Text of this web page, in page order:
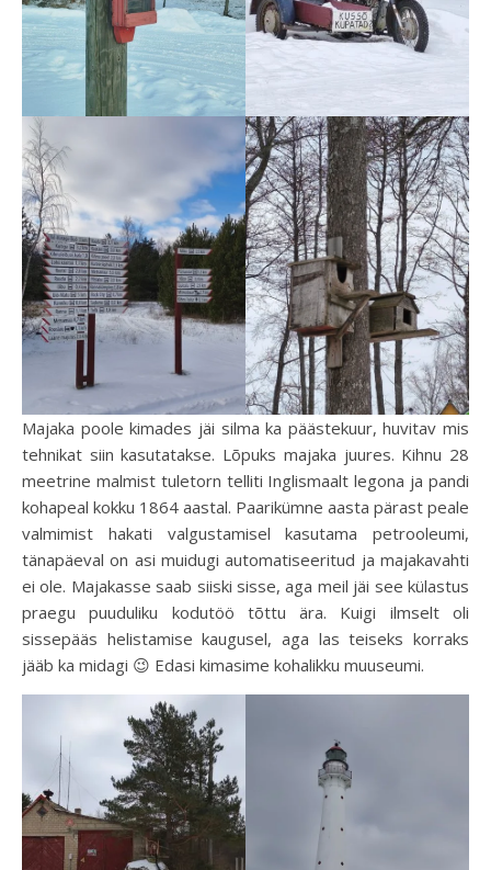
Majaka poole kimades jäi silma ka päästekuur, huvitav mis
tehnikat siin kasutatakse. Lõpuks majaka juures. Kihnu 28
meetrine malmist tuletorn telliti Inglismaalt legona ja pandi
kohapeal kokku 1864 aastal. Paarikümne aasta pärast peale
valmimist hakati valgustamisel kasutama petrooleumi,
tänapäeval on asi muidugi automatiseeritud ja majakavahti
ei ole. Majakasse saab siiski sisse, aga meil jäi see külastus
praegu puuduliku kodutöö tõttu ära. Kuigi ilmselt oli
sissepääs helistamise kaugusel, aga las teiseks korraks
jääb ka midagi 😉 Edasi kimasime kohalikku muuseumi.